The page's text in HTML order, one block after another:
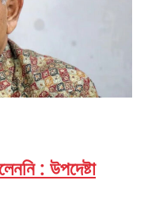
: উপদেষ্টা